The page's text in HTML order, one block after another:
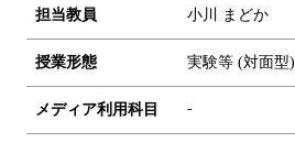
担当教員 小川 まどか
授業形態 実験等 (対面型)
メディア利用科目 -